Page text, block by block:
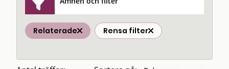
Relaterade Rensa filter